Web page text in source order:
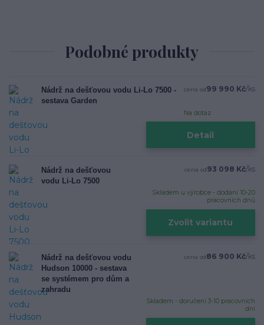
Podobné produkty
Nádrž na dešťovou vodu Li-Lo 7500 -
sestava Garden
cena od99 990 Kč/ks
Na dotaz
Detail
Nádrž na dešťovou
vodu Li-Lo 7500
cena od93 098 Kč/ks
Skladem u výrobce - dodání 10-20
pracovních dnů
Zvolit variantu
Nádrž na dešťovou vodu
Hudson 10000 - sestava
se systémem pro dům a
zahradu
cena od86 900 Kč/ks
Skladem - doručení 3-10 pracovních
dní